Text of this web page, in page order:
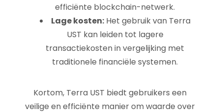
efficiënte blockchain-netwerk.
Lage kosten:Het gebruik van Terra
UST kan leiden tot lagere
transactiekosten in vergelijking met
traditionele financiële systemen.
Kortom, Terra UST biedt gebruikers een
veilige en efficiënte manier om waarde over